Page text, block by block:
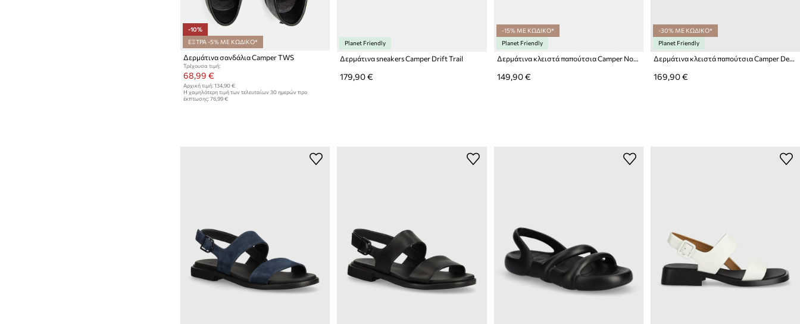
-10%
ΕΞΤΡΑ -5% ΜΕ ΚΩΔΙΚΟ*
Δερμάτινα σανδάλια Camper TWS
Τρέχουσα τιμή:
68,99 €
Αρχική τιμή: 134,90 €
Η χαμηλότερη τιμή των τελευταίων 30 ημερών προ
έκπτωσης: 76,99 €
Planet Friendly
Δερμάτινα sneakers Camper Drift Trail
179,90 €
-15% ΜΕ ΚΩΔΙΚΟ*
Planet Friendly
Δερμάτινα κλειστά παπούτσια Camper Norman
149,90 €
-30% ΜΕ ΚΩΔΙΚΟ*
Planet Friendly
Δερμάτινα κλειστά παπούτσια Camper Dean
169,90 €